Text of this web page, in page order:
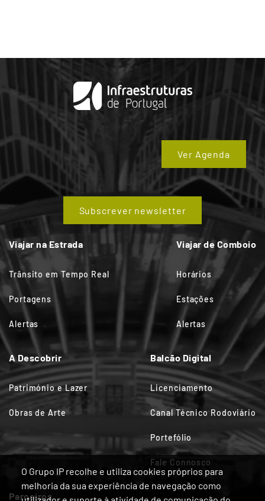
O Grupo IP recolhe e utiliza cookies próprios para
melhoria da sua experiência de navegação como
Ver Agenda
Subscrever newsletter
Viajar na Estrada
Trânsito em Tempo Real
Portagens
Alertas
Viajar de Comboio
Horários
Estações
Alertas
A Descobrir
Património e Lazer
Obras de Arte
Balcão Digital
Licenciamento
Canal Técnico Rodoviário
Portefólio
Fale Connosco
Parceiros